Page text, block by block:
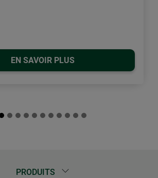
EN SAVOIR PLUS
PRODUITS